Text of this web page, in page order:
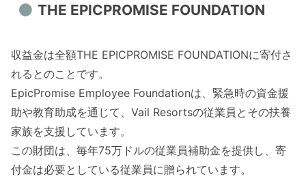
THE EPICPROMISE FOUNDATION
収益金は全額THE EPICPROMISE FOUNDATIONに寄付さ
れるとのことです。
EpicPromise Employee Foundationは、緊急時の資金援
助や教育助成を通じて、Vail Resortsの従業員とその扶養
家族を支援しています。
この財団は、毎年75万ドルの従業員補助金を提供し、寄
付金は必要としている従業員に贈られています。